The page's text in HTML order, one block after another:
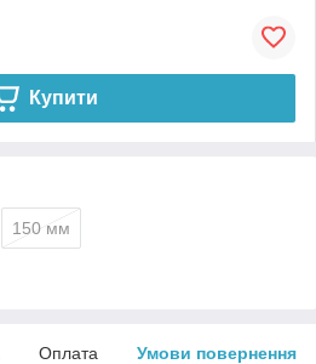
Купити
150 мм
Оплата Умови повернення